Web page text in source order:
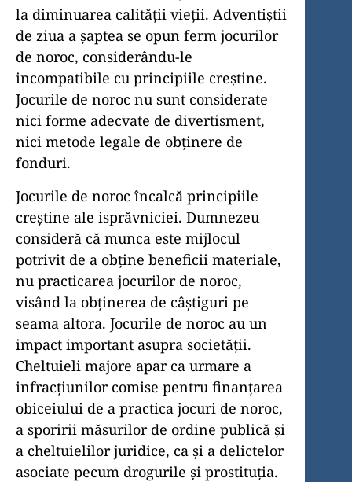
la diminuarea calității vieții. Adventiștii
de ziua a șaptea se opun ferm jocurilor
de noroc, considerându-le
incompatibile cu principiile creștine.
Jocurile de noroc nu sunt considerate
nici forme adecvate de divertisment,
nici metode legale de obținere de
fonduri.
Jocurile de noroc încalcă principiile
creștine ale isprăvniciei. Dumnezeu
consideră că munca este mijlocul
potrivit de a obține beneficii materiale,
nu practicarea jocurilor de noroc,
visând la obținerea de câștiguri pe
seama altora. Jocurile de noroc au un
impact important asupra societății.
Cheltuieli majore apar ca urmare a
infracțiunilor comise pentru finanțarea
obiceiului de a practica jocuri de noroc,
a sporirii măsurilor de ordine publică și
a cheltuielilor juridice, ca și a delictelor
asociate pecum drogurile și prostituția.